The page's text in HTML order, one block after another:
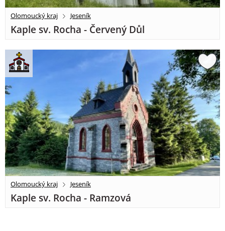
Olomoucký kraj Jeseník
Kaple sv. Rocha - Červený Důl
Olomoucký kraj Jeseník
Kaple sv. Rocha - Ramzová